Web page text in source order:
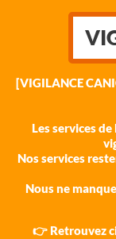
[VIGILANCE
Les services
Nos services
Nous ne
👉 Retrouvez